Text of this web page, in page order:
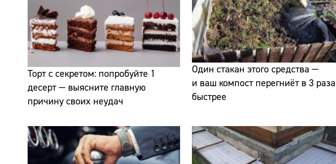
Торт с секретом: попробуйте 1
десерт — выясните главную
причину своих неудач
Один стакан этого средства —
и ваш компост перегниёт в 3 раза
быстрее
Сайт:
Адрес: